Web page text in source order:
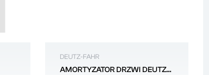
DEUTZ-FAHR
AMORTYZATOR DRZWI DEUTZ-